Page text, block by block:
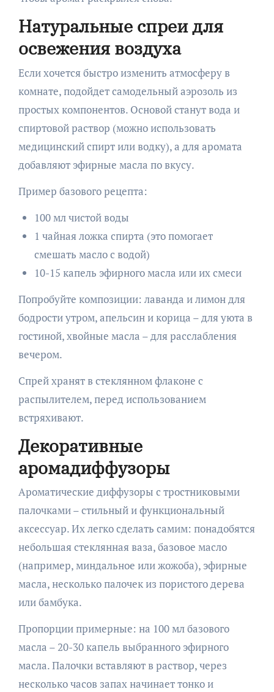
Натуральные спреи для
освежения воздуха
Если хочется быстро изменить атмосферу в
комнате, подойдет самодельный аэрозоль из
простых компонентов. Основой станут вода и
спиртовой раствор (можно использовать
медицинский спирт или водку), а для аромата
добавляют эфирные масла по вкусу.
Пример базового рецепта:
100 мл чистой воды
1 чайная ложка спирта (это помогает
смешать масло с водой)
10-15 капель эфирного масла или их смеси
Попробуйте композиции: лаванда и лимон для
бодрости утром, апельсин и корица – для уюта в
гостиной, хвойные масла – для расслабления
вечером.
Спрей хранят в стеклянном флаконе с
распылителем, перед использованием
встряхивают.
Декоративные
аромадиффузоры
Ароматические диффузоры с тростниковыми
палочками – стильный и функциональный
аксессуар. Их легко сделать самим: понадобятся
небольшая стеклянная ваза, базовое масло
(например, миндальное или жожоба), эфирные
масла, несколько палочек из пористого дерева
или бамбука.
Пропорции примерные: на 100 мл базового
масла – 20-30 капель выбранного эфирного
масла. Палочки вставляют в раствор, через
несколько часов запах начинает тонко и